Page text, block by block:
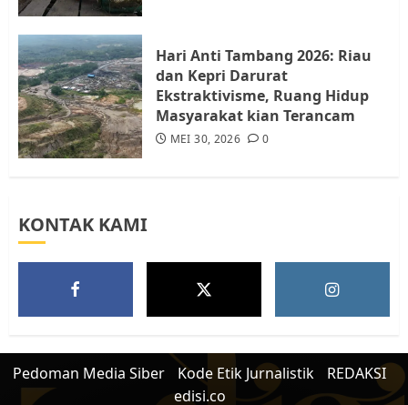
5
Hari Anti Tambang 2026: Riau
dan Kepri Darurat
Ekstraktivisme, Ruang Hidup
Masyarakat kian Terancam
MEI 30, 2026 0
KONTAK KAMI
Pedoman Media Siber Kode Etik Jurnalistik
REDAKSI
edisi.co